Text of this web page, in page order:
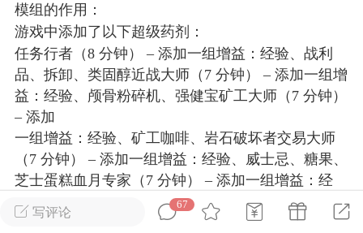
作弊模组的发布规范近期收到一些信息
作弊模组在联机服务器使用,为了维护游
环境，中文网特此发布以下声明，规范
模组的发布行为：1. *...
72 2.23w
大人
Lv.8
写评论
67
模组的作用：
游戏中添加了以下超级药剂：
任务行者（8 分钟） – 添加一组增益：经验、战利
品、拆卸、类固醇近战大师（7 分钟） – 添加一组增
益：经验、颅骨粉碎机、强健宝矿工大师（7 分钟）
– 添加
一组增益：经验、矿工咖啡、岩石破坏者交易大师
（7 分钟） – 添加一组增益：经验、威士忌、糖果、
芝士蛋糕血月专家（7 分钟） – 添加一组增益：经
验、强健宝、雷科恩
现在，使用 1 个物品时，您将获得所有必要的增